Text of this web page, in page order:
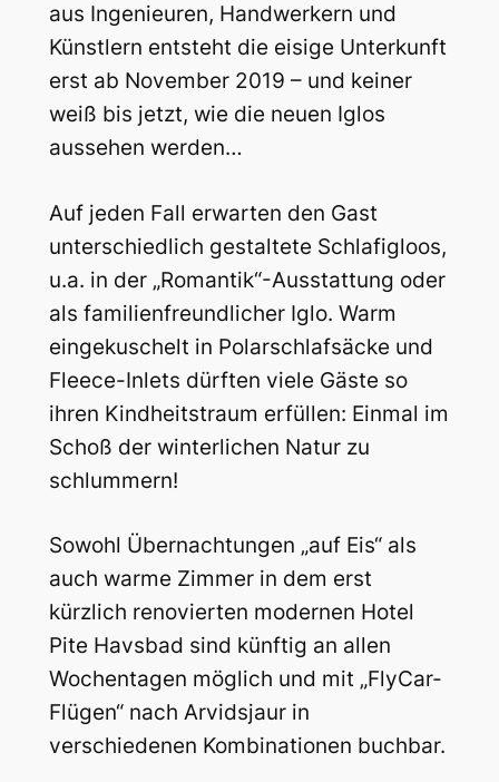
aus Ingenieuren, Handwerkern und
Künstlern entsteht die eisige Unterkunft
erst ab November 2019 – und keiner
weiß bis jetzt, wie die neuen Iglos
aussehen werden…
Auf jeden Fall erwarten den Gast
unterschiedlich gestaltete Schlafigloos,
u.a. in der „Romantik“-Ausstattung oder
als familienfreundlicher Iglo. Warm
eingekuschelt in Polarschlafsäcke und
Fleece-Inlets dürften viele Gäste so
ihren Kindheitstraum erfüllen: Einmal im
Schoß der winterlichen Natur zu
schlummern!
Sowohl Übernachtungen „auf Eis“ als
auch warme Zimmer in dem erst
kürzlich renovierten modernen Hotel
Pite Havsbad sind künftig an allen
Wochentagen möglich und mit „FlyCar-
Flügen“ nach Arvidsjaur in
verschiedenen Kombinationen buchbar.